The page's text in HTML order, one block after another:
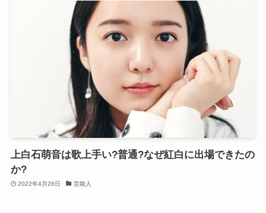
上白石萌音は歌上手い?普通?なぜ紅白に出場できたの
か?
2022年4月26日 芸能人